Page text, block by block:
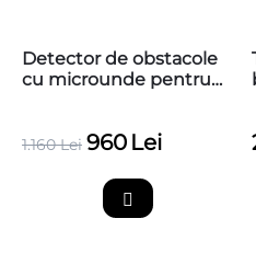
Detector de obstacole
cu microunde pentru
persoanelor, PB-VR10 -
1.160 Lei 960 Lei